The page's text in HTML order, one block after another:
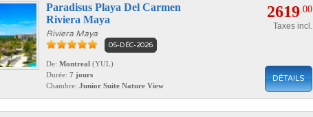
Paradisus Playa Del Carmen
Riviera Maya
Riviera Maya
05-DÉC-2026
De: Montreal(YUL)
Durée: 7 jours
Chambre: Junior Suite Nature View
2619 .00
Taxes incl.
DÉTAILS